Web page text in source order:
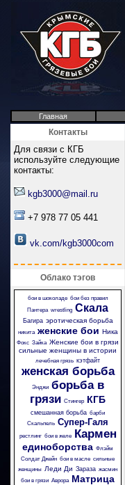
Главная
Контакты
Для связи с КГБ
используйте следующие
контакты:
kgb3000@mail.ru
+7 978 77 05 441
vk.com/kgb3000com
Облако тэгов
бои в шоколаде бои без правил
Пантера wrestling Скала
Багира эротическая борьба
никита женские бои Ника
Фокс Зайка Женские бои в грязи
сильные женщины в истории
лечебная грязь кэтфайт
женская борьба
Энджи борьба в
грязи Стингер КГБ
смешанная борьба барби
Скальпель Супер-Галя
рестлинг бои в желе Кармен
единоборства Флэйм
Солдат Джейн бои в масле сильные
женщины Леди Ди Зараза жасмин
бои в грязи Аврора Матрица